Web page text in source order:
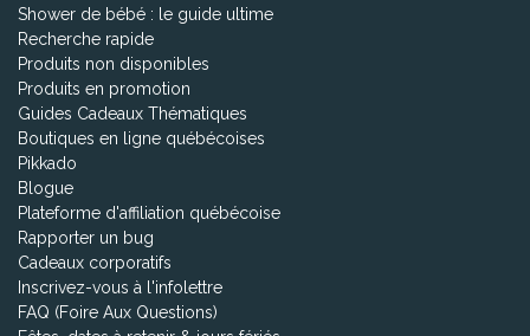
Shower de bébé : le guide ultime
Recherche rapide
Produits non disponibles
Produits en promotion
Guides Cadeaux Thématiques
Boutiques en ligne québécoises
Pikkado
Blogue
Plateforme d'affiliation québécoise
Rapporter un bug
Cadeaux corporatifs
Inscrivez-vous à l'infolettre
FAQ (Foire Aux Questions)